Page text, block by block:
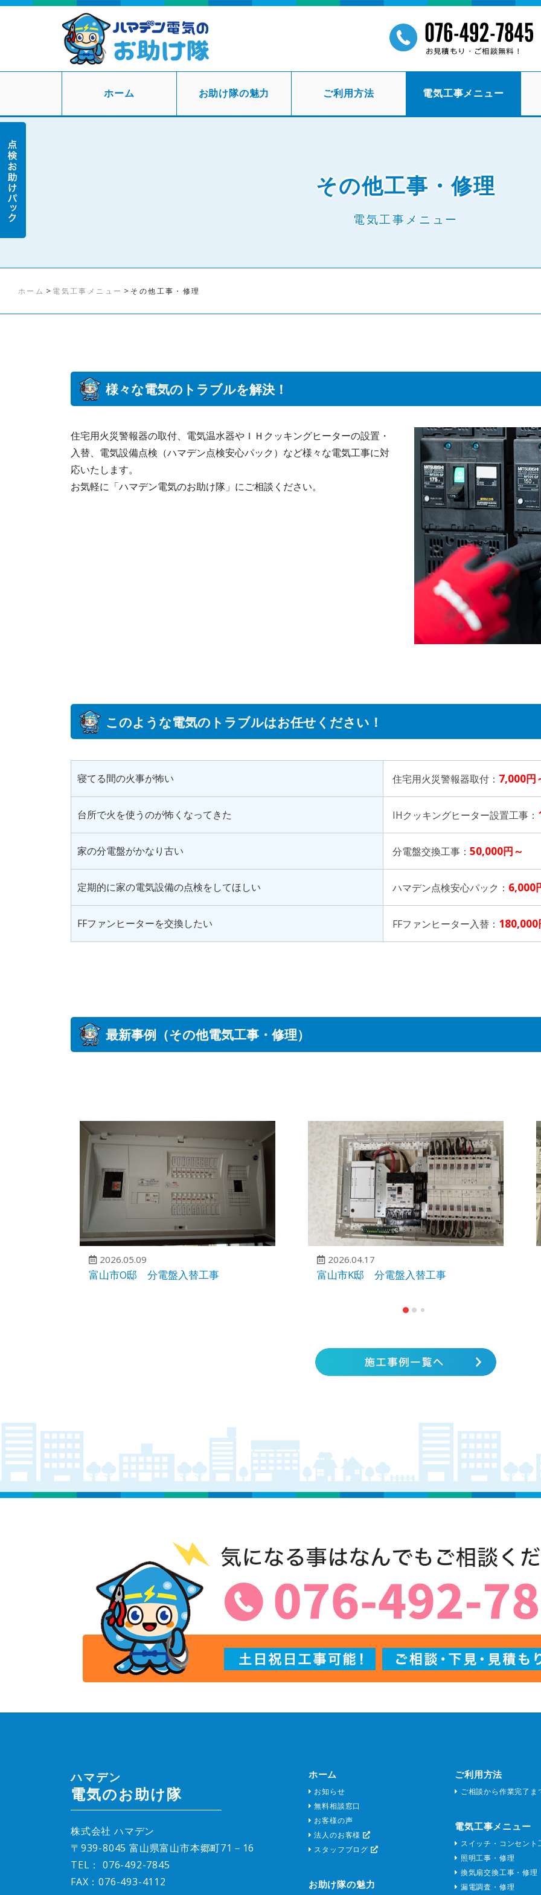
ホーム お助け隊の魅力 ご利用方法 電気工事メニュー
その他工事・修理
電気工事メニュー
ホーム > 電気工事メニュー > その他工事・修理
様々な電気のトラブルを解決！
住宅用火災警報器の取付、電気温水器やＩＨクッキングヒーターの設置・
入替、電気設備点検（ハマデン点検安心パック）など様々な電気工事に対
応いたします。
お気軽に「ハマデン電気のお助け隊」にご相談ください。
このような電気のトラブルはお任せください！
寝てる間の火事が怖い 住宅用火災警報器取付： 7,000円
台所で火を使うのが怖くなってきた IHクッキングヒーター設置工事：
家の分電盤がかなり古い 分電盤交換工事： 50,000円～
定期的に家の電気設備の点検をしてほしい ハマデン点検安心パック： 6,000
FFファンヒーターを交換したい FFファンヒーター入替： 180,000
最新事例（その他電気工事・修理）
2026.05.09
富山市O邸 分電盤入替工事
2026.04.17
富山市K邸 分電盤入替工事
ハマデン
電気のお助け隊
株式会社 ハマデン
〒939-8045 富山県富山市本郷町71－16
TEL： 076-492-7845
FAX：076-493-4112
ホーム
お知らせ
無料相談窓口
お客様の声
法人のお客様
スタッフブログ
お助け隊の魅力
ご利用方法
ご相談から作業完了ま
電気工事メニュー
スイッチ・コンセント
照明工事・修理
換気扇交換工事・修理
漏電調査・修理